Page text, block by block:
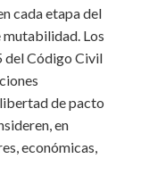
cada etapa del
Los
del Código Civil
de pacto
en
económicas,